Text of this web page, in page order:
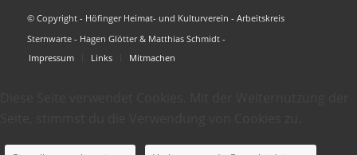
© Copyright - Höfinger Heimat- und Kulturverein - Arbeitskreis
Sternwarte - Hagen Glötter & Matthias Schmidt -
Impressum
Links Mitmachen